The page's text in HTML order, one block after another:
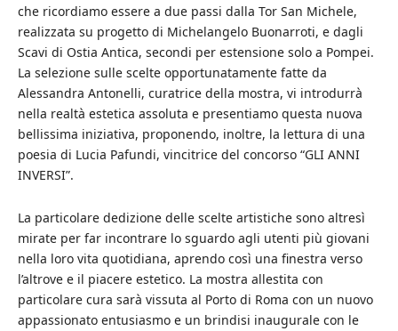
che ricordiamo essere a due passi dalla Tor San Michele,
realizzata su progetto di Michelangelo Buonarroti, e dagli
Scavi di Ostia Antica, secondi per estensione solo a Pompei.
La selezione sulle scelte opportunatamente fatte da
Alessandra Antonelli, curatrice della mostra, vi introdurrà
nella realtà estetica assoluta e presentiamo questa nuova
bellissima iniziativa, proponendo, inoltre, la lettura di una
poesia di Lucia Pafundi, vincitrice del concorso “GLI ANNI
INVERSI”.
La particolare dedizione delle scelte artistiche sono altresì
mirate per far incontrare lo sguardo agli utenti più giovani
nella loro vita quotidiana, aprendo così una finestra verso
l’altrove e il piacere estetico. La mostra allestita con
particolare cura sarà vissuta al Porto di Roma con un nuovo
appassionato entusiasmo e un brindisi inaugurale con le